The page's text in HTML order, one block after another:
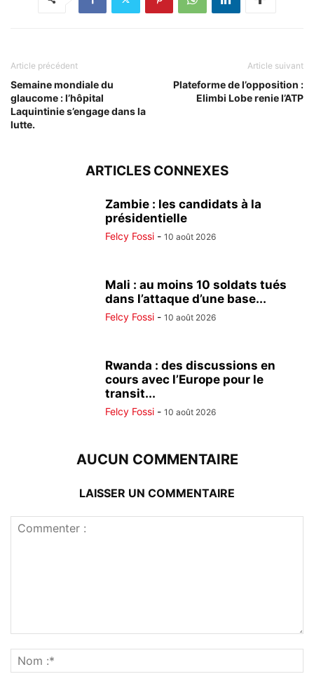
Article précédent
Semaine mondiale du
glaucome : l’hôpital
Laquintinie s’engage dans la
lutte.
Article suivant
Plateforme de l’opposition :
Elimbi Lobe renie l’ATP
ARTICLES CONNEXES
Zambie : les candidats à la
présidentielle
Felcy Fossi - 10 août 2026
Mali : au moins 10 soldats tués
dans l’attaque d’une base...
Felcy Fossi - 10 août 2026
Rwanda : des discussions en
cours avec l’Europe pour le
transit...
Felcy Fossi - 10 août 2026
AUCUN COMMENTAIRE
LAISSER UN COMMENTAIRE